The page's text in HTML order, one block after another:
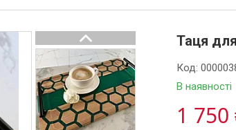
Таця
В наявності
Код:
1 750